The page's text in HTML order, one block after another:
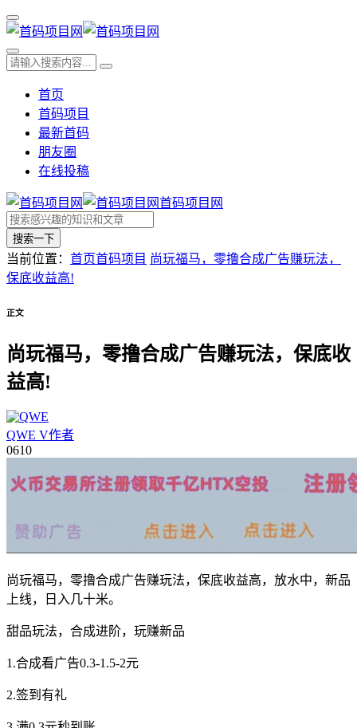
首页
首码项目
最新首码
朋友圈
在线投稿
首码项目网
搜索一下
当前位置： 首页首码项目 尚玩福马，零撸合成广告赚玩法，
保底收益高!
正文
尚玩福马，零撸合成广告赚玩法，保底收
益高!
QWE V作者
0610
尚玩福马，零撸合成广告赚玩法，保底收益高，放水中，新品
上线，日入几十米。
甜品玩法，合成进阶，玩赚新品
1.合成看广告0.3-1.5-2元
2.签到有礼